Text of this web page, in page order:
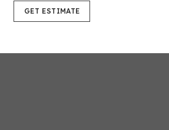
GET ESTIMATE